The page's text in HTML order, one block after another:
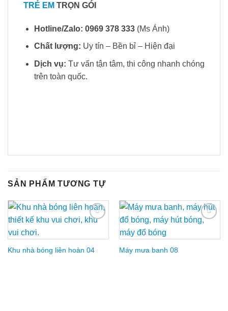
TRẺ EM TRỌN GÓI
Hotline/Zalo: 0969 378 333(Ms Ánh)
Chất lượng: Uy tín – Bền bỉ – Hiện đại
Dịch vụ: Tư vấn tận tâm, thi công nhanh chóng
trên toàn quốc.
SẢN PHẨM TƯƠNG TỰ
Khu nhà bóng liên hoàn 04 Máy mưa banh 08